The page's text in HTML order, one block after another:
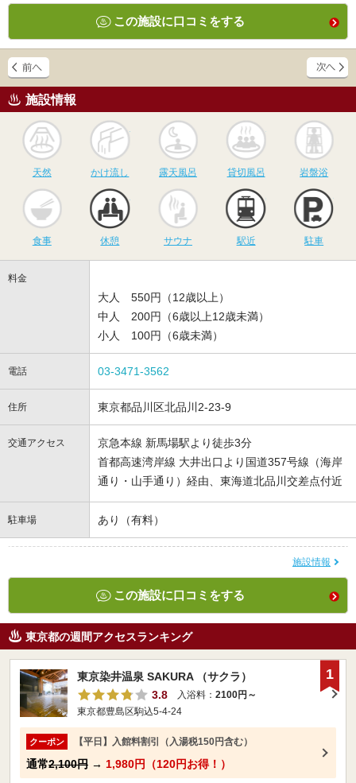
この施設に口コミをする
施設情報
天然
かけ流し
かけ流し
露天風呂
露天風呂
貸切風呂
貸切風呂 岩盤浴
食事 休憩
サウナ
サウナ 駅近 駐車
料金
大人 550円（12歳以上）
中人 200円（6歳以上12歳未満）
小人 100円（6歳未満）
電話 03-3471-3562
住所 東京都品川区北品川2-23-9
交通アクセス
京急本線 新馬場駅より徒歩3分
首都高速湾岸線 大井出口より国道357号線（海岸
通り・山手通り）経由、東海道北品川交差点付近
駐車場 あり（有料）
施設情報
この施設に口コミをする
東京都の週間アクセスランキング
東京染井温泉 SAKURA （サクラ）
3.8
入浴料： 2100円～
東京都豊島区駒込5-4-24
クーポン 【平日】入館料割引（入湯税150円含む）
通常2,100円 → 1,980円（120円お得！）
1